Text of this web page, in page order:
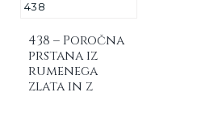
438 – Poročna
prstana iz
rumenega
zlata in z